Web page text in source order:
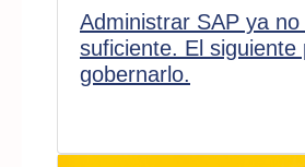
Administrar SAP ya no
suficiente. El siguiente
gobernarlo.